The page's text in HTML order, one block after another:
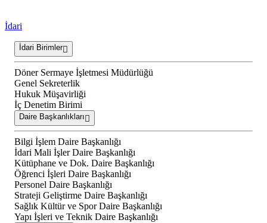
İdari
İdari Birimler
Döner Sermaye İşletmesi Müdürlüğü
Genel Sekreterlik
Hukuk Müşavirliği
İç Denetim Birimi
Daire Başkanlıkları
Bilgi İşlem Daire Başkanlığı
İdari Mali İşler Daire Başkanlığı
Kütüphane ve Dok. Daire Başkanlığı
Öğrenci İşleri Daire Başkanlığı
Personel Daire Başkanlığı
Strateji Geliştirme Daire Başkanlığı
Sağlık Kültür ve Spor Daire Başkanlığı
Yapı İşleri ve Teknik Daire Başkanlığı